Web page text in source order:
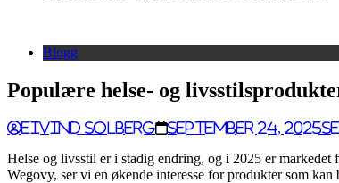
Blogg
Populære helse- og
Eivind Solberg September 24, 2025
Helse og livsstil er i stadig endring, og i 2025 er markedet
Wegovy, ser vi en økende interesse for produkter som